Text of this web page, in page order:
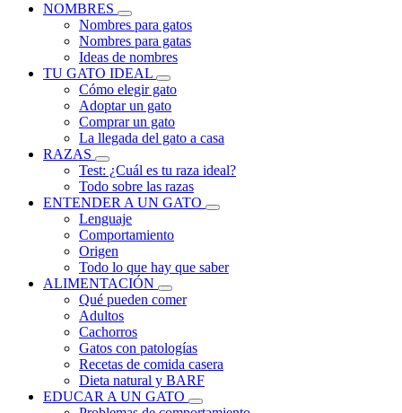
NOMBRES
Nombres para gatos
Nombres para gatas
Ideas de nombres
TU GATO IDEAL
Cómo elegir gato
Adoptar un gato
Comprar un gato
La llegada del gato a casa
RAZAS
Test: ¿Cuál es tu raza ideal?
Todo sobre las razas
ENTENDER A UN GATO
Lenguaje
Comportamiento
Origen
Todo lo que hay que saber
ALIMENTACIÓN
Qué pueden comer
Adultos
Cachorros
Gatos con patologías
Recetas de comida casera
Dieta natural y BARF
EDUCAR A UN GATO